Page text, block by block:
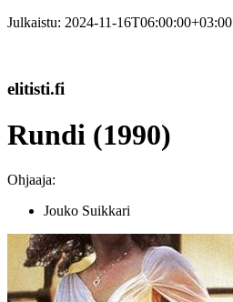
Julkaistu: 2024-11-16T06:00:00+03:00
elitisti.fi
Rundi (1990)
Ohjaaja:
Jouko Suikkari